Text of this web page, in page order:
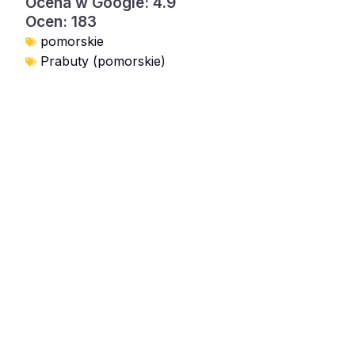
Ocen: 183
pomorskie
Prabuty (pomorskie)